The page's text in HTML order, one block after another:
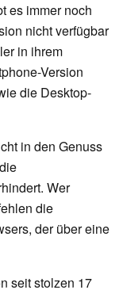
es immer noch
nicht verfügbar
in ihrem
Version
die Desktop-
in den Genuss
Wer
die
der über eine
seit stolzen 17